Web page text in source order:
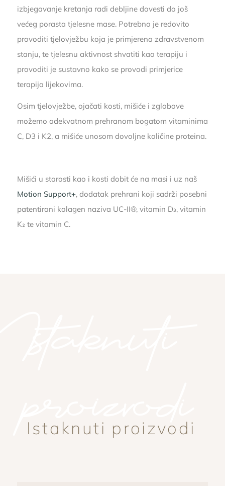
izbjegavanje kretanja radi debljine dovesti do još
većeg porasta tjelesne mase. Potrebno je redovito
provoditi tjelovježbu koja je primjerena zdravstvenom
stanju, te tjelesnu aktivnost shvatiti kao terapiju i
provoditi je sustavno kako se provodi primjerice
terapija lijekovima.
Osim tjelovježbe, ojačati kosti, mišiće i zglobove
možemo adekvatnom prehranom bogatom vitaminima
C, D3 i K2, a mišiće unosom dovoljne količine proteina.
Mišići u starosti kao i kosti dobit će na masi i uz naš
Motion Support+, dodatak prehrani koji sadrži posebni
patentirani kolagen naziva UC-II®, vitamin D₃, vitamin
K₂ te vitamin C.
proizvodi
Istaknuti proizvodi